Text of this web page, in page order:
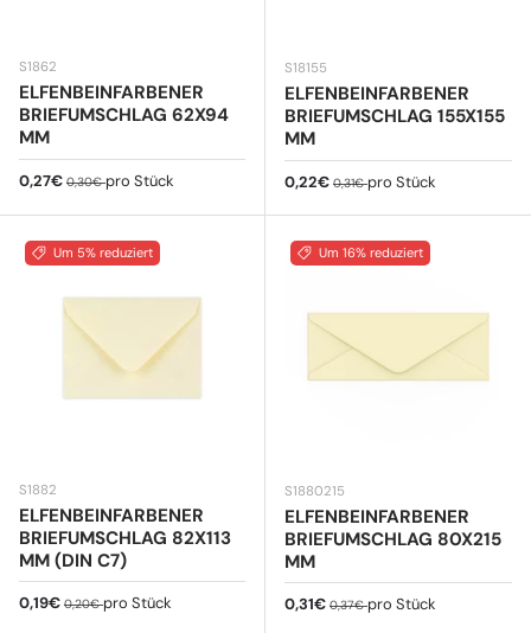
S1862
ELFENBEINFARBENER
BRIEFUMSCHLAG 62X94
MM
Verkaufspreis
0,27€ Normaler Preis
0,30€pro Stück
S18155
ELFENBEINFARBENER
BRIEFUMSCHLAG 155X155
MM
Verkaufspreis
0,22€ Normaler Preis
0,31€pro Stück
Um 5% reduziert
S1882
ELFENBEINFARBENER
BRIEFUMSCHLAG 82X113
MM (DIN C7)
Verkaufspreis
0,19€ Normaler Preis
0,20€pro Stück
Um 16% reduziert
S1880215
ELFENBEINFARBENER
BRIEFUMSCHLAG 80X215
MM
Verkaufspreis
0,31€ Normaler Preis
0,37€pro Stück